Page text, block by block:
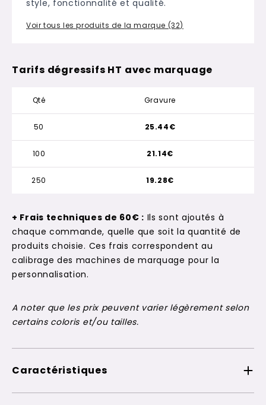
style, fonctionnalité et qualité.
Voir tous les produits de la marque (32)
Tarifs dégressifs HT avec marquage
Qté Gravure
50
100
250
25.44€
21.14€
19.28€
+ Frais techniques de 60€ : Ils sont ajoutés à
chaque commande, quelle que soit la quantité de
produits choisie. Ces frais correspondent au
calibrage des machines de marquage pour la
personnalisation.
A noter que les prix peuvent varier légèrement selon
certains coloris et/ou tailles.
Caractéristiques